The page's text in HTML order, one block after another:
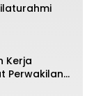
Kerja
Perwakilan